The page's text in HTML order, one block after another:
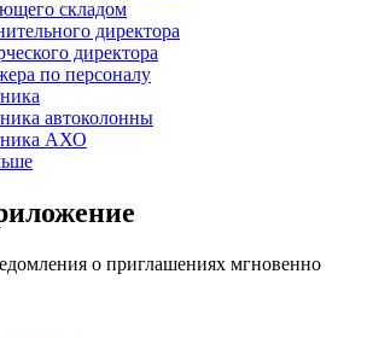
складом
директора
директора
по персоналу
автоколонны
АХО
о приглашениях мгновенно